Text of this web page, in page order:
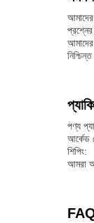
পণ্য
আর্কেড
শিপিং:
আমরা